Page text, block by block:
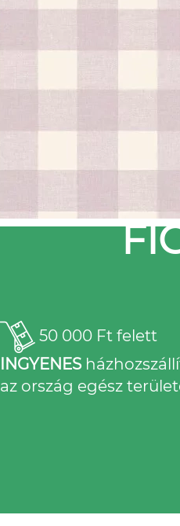
50 000 Ft felett
INGYENES
az ország egész